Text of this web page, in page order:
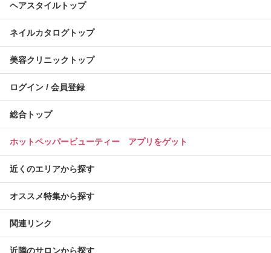
ヘアスタイルトップ
ネイルカタログトップ
美容クリニックトップ
ログイン / 会員登録
総合トップ
ホットペッパービューティー アプリをゲット
近くのエリアから探す
オススメ特集から探す
関連リンク
近隣のサロンから探す